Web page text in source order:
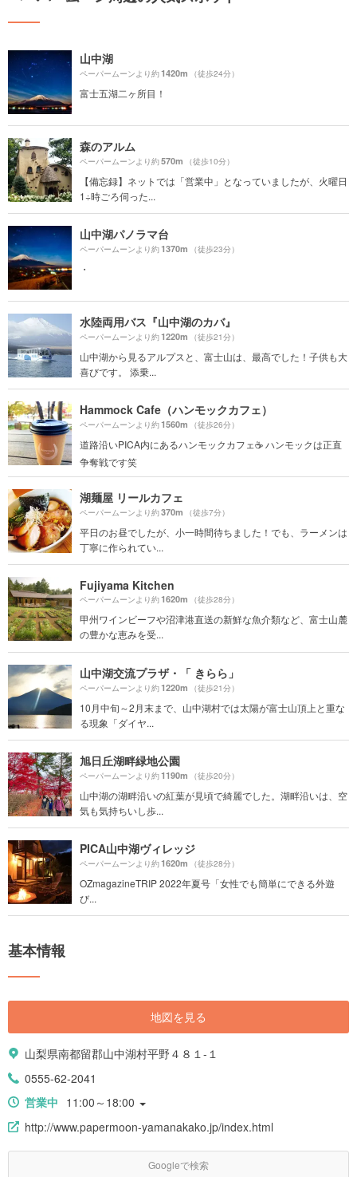
山中湖
ペーパームーンより約1420m （徒歩24分）
富士五湖二ヶ所目！
森のアルム
ペーパームーンより約570m （徒歩10分）
【備忘録】ネットでは「営業中」となっていましたが、火曜日
1÷時ごろ伺った...
山中湖パノラマ台
ペーパームーンより約1370m （徒歩23分）
・
水陸両用バス『山中湖のカバ』
ペーパームーンより約1220m （徒歩21分）
山中湖から見るアルプスと、富士山は、最高でした！子供も大
喜びです。 添乗...
Hammock Cafe（ハンモックカフェ）
ペーパームーンより約1560m （徒歩26分）
道路沿いPICA内にあるハンモックカフェ☕️ ハンモックは正直
争奪戦です笑
湖麺屋 リールカフェ
ペーパームーンより約370m （徒歩7分）
平日のお昼でしたが、小一時間待ちました！でも、ラーメンは
丁寧に作られてい...
Fujiyama Kitchen
ペーパームーンより約1620m （徒歩28分）
甲州ワインビーフや沼津港直送の新鮮な魚介類など、富士山麓
の豊かな恵みを受...
山中湖交流プラザ・「 きらら」
ペーパームーンより約1220m （徒歩21分）
10月中旬～2月末まで、山中湖村では太陽が富士山頂上と重な
る現象「ダイヤ...
旭日丘湖畔緑地公園
ペーパームーンより約1190m （徒歩20分）
山中湖の湖畔沿いの紅葉が見頃で綺麗でした。湖畔沿いは、空
気も気持ちいし歩...
PICA山中湖ヴィレッジ
ペーパームーンより約1620m （徒歩28分）
OZmagazineTRIP 2022年夏号「女性でも簡単にできる外遊
び...
基本情報
地図を見る
山梨県南都留郡山中湖村平野４８１-１
0555-62-2041
営業中 11:00～18:00
http://www.papermoon-yamanakako.jp/index.html
Googleで検索